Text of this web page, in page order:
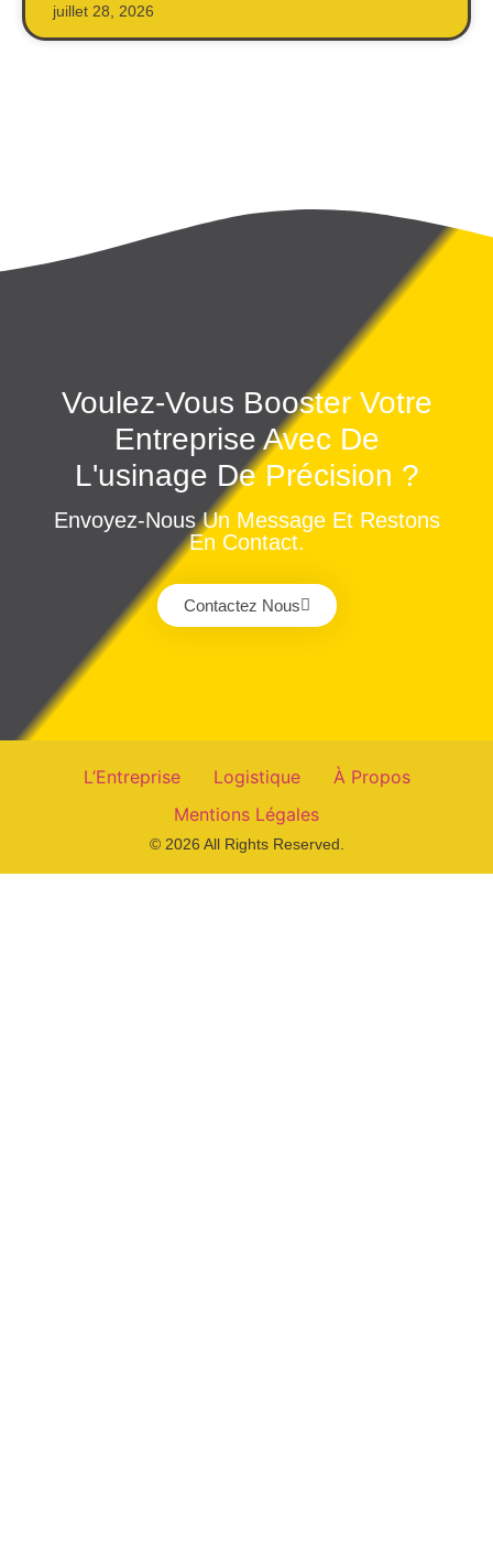
juillet 28, 2026
Voulez-Vous Booster Votre
Entreprise Avec De
L'usinage De Précision ?
Envoyez-Nous Un Message Et Restons
En Contact.
Contactez Nous
L’Entreprise Logistique
À Propos
Mentions Légales
© 2026 All Rights Reserved.